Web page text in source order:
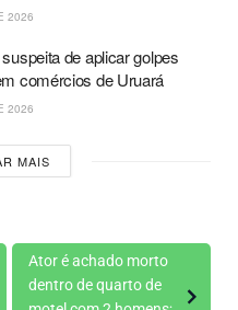
2026
de aplicar golpes
comércios de Uruará
2026
MAIS
Ator é achado morto
dentro de quarto de